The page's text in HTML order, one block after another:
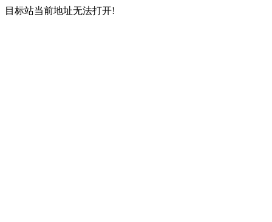
目标站当前地址无法打开!